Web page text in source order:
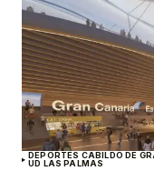
DEPORTES CABILDO DE
UD LAS PALMAS